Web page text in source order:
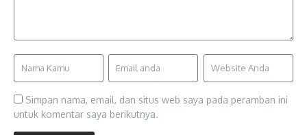
Simpan nama, email, dan situs web saya pada peramban ini
untuk komentar saya berikutnya.